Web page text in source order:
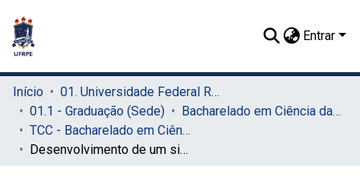
Entrar
Início
01. Universidade Federal Rural de Pernambuco - UFRPE (Sede)
01.1 - Graduação (Sede)
Bacharelado em Ciência da Computação (Sede)
TCC - Bacharelado em Ciência da Computação (Sede)
Desenvolvimento de um sistema com dispositivo portátil para auxílio no diagnóstico de coarctação da artéria aorta em neonatos